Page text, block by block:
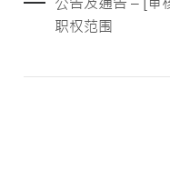
职权范围